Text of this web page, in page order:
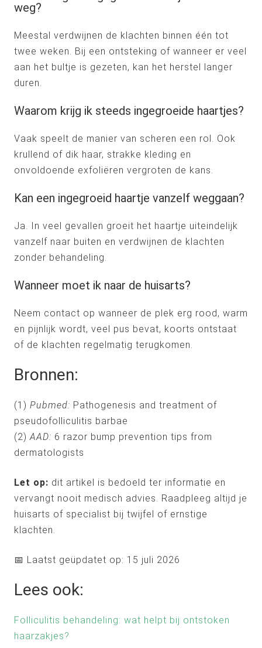
weg?
Meestal verdwijnen de klachten binnen één tot
twee weken. Bij een ontsteking of wanneer er veel
aan het bultje is gezeten, kan het herstel langer
duren.
Waarom krijg ik steeds ingegroeide haartjes?
Vaak speelt de manier van scheren een rol. Ook
krullend of dik haar, strakke kleding en
onvoldoende exfoliëren vergroten de kans.
Kan een ingegroeid haartje vanzelf weggaan?
Ja. In veel gevallen groeit het haartje uiteindelijk
vanzelf naar buiten en verdwijnen de klachten
zonder behandeling.
Wanneer moet ik naar de huisarts?
Neem contact op wanneer de plek erg rood, warm
en pijnlijk wordt, veel pus bevat, koorts ontstaat
of de klachten regelmatig terugkomen.
Bronnen:
(1) Pubmed: Pathogenesis and treatment of
pseudofolliculitis barbae
(2)AAD: 6 razor bump prevention tips from
dermatologists
Let op: dit artikel is bedoeld ter informatie en
vervangt nooit medisch advies. Raadpleeg altijd je
huisarts of specialist bij twijfel of ernstige
klachten.
📅 Laatst geüpdatet op: 15 juli 2026
Lees ook:
Folliculitis behandeling: wat helpt bij ontstoken
haarzakjes?